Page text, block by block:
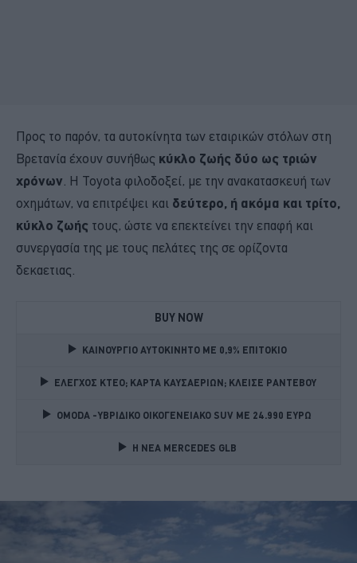
Προς το παρόν, τα αυτοκίνητα των εταιρικών στόλων στη
Βρετανία έχουν συνήθως κύκλο ζωής δύο ως τριών
χρόνων . Η Toyota φιλοδοξεί, με την ανακατασκευή των
οχημάτων, να επιτρέψει και δεύτερο, ή ακόμα και τρίτο,
κύκλο ζωής τους, ώστε να επεκτείνει την επαφή και
συνεργασία της με τους πελάτες της σε ορίζοντα
δεκαετιας.
BUY NOW
ΚΑΙΝΟΥΡΓΙΟ ΑΥΤΟΚΙΝΗΤΟ ΜΕ 0,9% ΕΠΙΤΟΚΙΟ
ΕΛΕΓΧΟΣ ΚΤΕΟ; ΚΑΡΤΑ ΚΑΥΣΑΕΡΙΩΝ; ΚΛΕΙΣΕ ΡΑΝΤΕΒΟΥ
OMODA -ΥΒΡΙΔΙΚΟ ΟΙΚΟΓΕΝΕΙΑΚΟ SUV ME 24.990 ΕΥΡΩ
Η ΝΕΑ MERCEDES GLB